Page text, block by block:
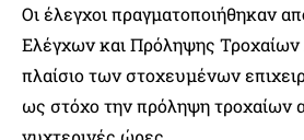
Οι έλεγχοι πραγματοποιήθηκαν
Ελέγχων και Πρόληψης
πλαίσιο των στοχευμένων
ως στόχο την πρόληψη τροχαίων